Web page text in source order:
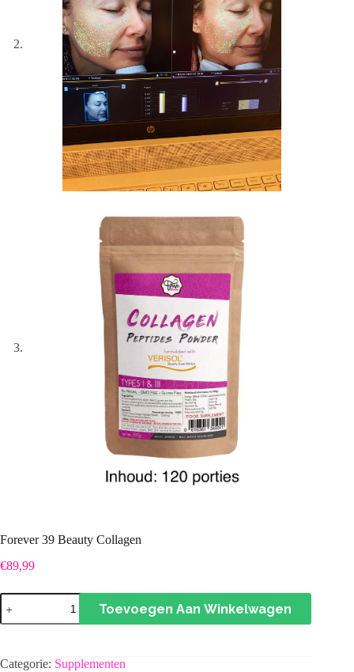
Forever 39 Beauty Collagen
€89,99
Forever
39
Beauty
Toevoegen Aan Winkelwagen
Categorie: Supplementen